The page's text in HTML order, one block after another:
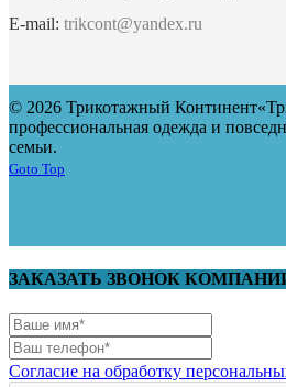
E-mail: trikcont@yandex.ru
© 2026 Трикотажный Континент
профессиональная одежда и
семьи.
Goto Top
ЗАКАЗАТЬ ЗВОНОК
Согласие на обработку